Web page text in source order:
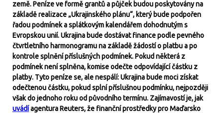
země. Peníze ve formě grantů a půjček budou poskytovány na
základě realizace „Ukrajinského plánu“, který bude podpořen
řadou podmínek a splátkovým kalendářem dohodnutým s
Evropskou unií. Ukrajina bude dostávat finance podle pevného
čtvrtletního harmonogramu na základě žádostí o platbu a po
kontrole splnění příslušných podmínek. Pokud některá z
podmínek není splněna, komise odečte odpovídající částku z
platby. Tyto peníze se, ale nespálí: Ukrajina bude moci získat
odečtenou částku, pokud splní příslušnou podmínku, nejpozději
však do jednoho roku od původního termínu. Zajímavostí je, jak
uvádíagentura Reuters, že finanční prostředky pro Maďarsko